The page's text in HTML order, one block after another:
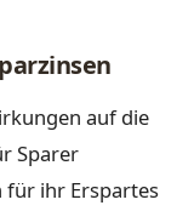
auf die
Sparer
für ihr Erspartes